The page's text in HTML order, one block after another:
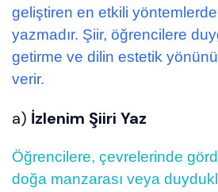
geliştiren en etkili
yazmadır. Şiir, öğrencilere
getirme ve dilin estetik yönünü
verir.
a) İzlenim Şiiri Yaz
Öğrencilere, çevrelerinde
doğa manzarası veya